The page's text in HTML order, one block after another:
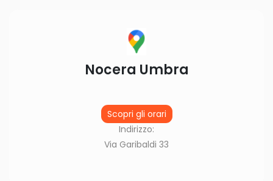
Nocera Umbra
Scopri gli orari
Indirizzo:
Via Garibaldi 33